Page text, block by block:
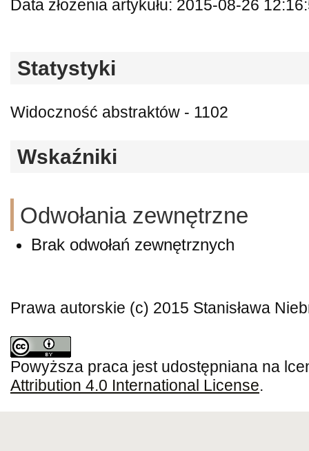
Data złożenia artykułu: 2015-08-26
Statystyki
Widoczność abstraktów - 1102
Wskaźniki
Odwołania zewnętrzne
Brak odwołań zewnętrznych
Prawa autorskie (c) 2015 Stanisława
Powyższa praca jest udostępniana na
Attribution 4.0 International License.